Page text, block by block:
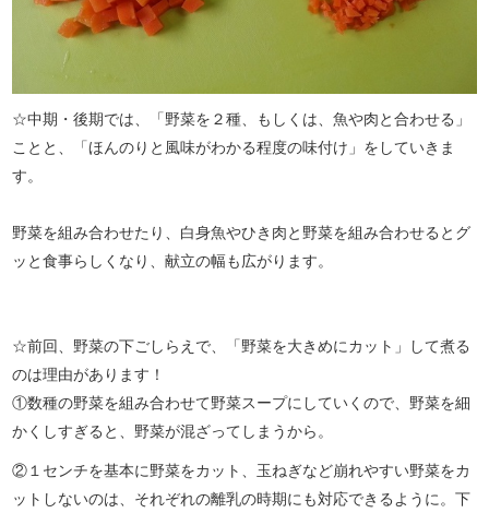
☆中期・後期では、「野菜を２種、もしくは、魚や肉と合わせる」
ことと、「ほんのりと風味がわかる程度の味付け」をしていきま
す。
野菜を組み合わせたり、白身魚やひき肉と野菜を組み合わせるとグ
ッと食事らしくなり、献立の幅も広がります。
☆前回、野菜の下ごしらえで、「野菜を大きめにカット」して煮る
のは理由があります！
①数種の野菜を組み合わせて野菜スープにしていくので、野菜を細
かくしすぎると、野菜が混ざってしまうから。
②１センチを基本に野菜をカット、玉ねぎなど崩れやすい野菜をカ
ットしないのは、それぞれの離乳の時期にも対応できるように。下